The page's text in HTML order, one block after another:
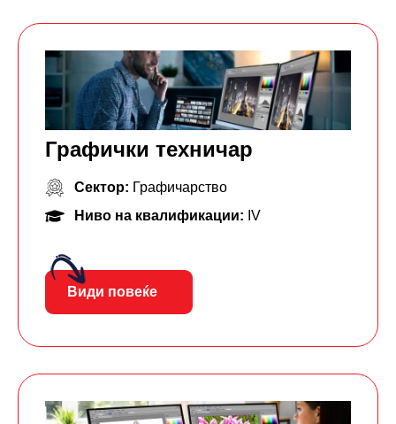
Графички техничар
Сектор: Графичарство
Ниво на квалификации: IV
Види повеќе